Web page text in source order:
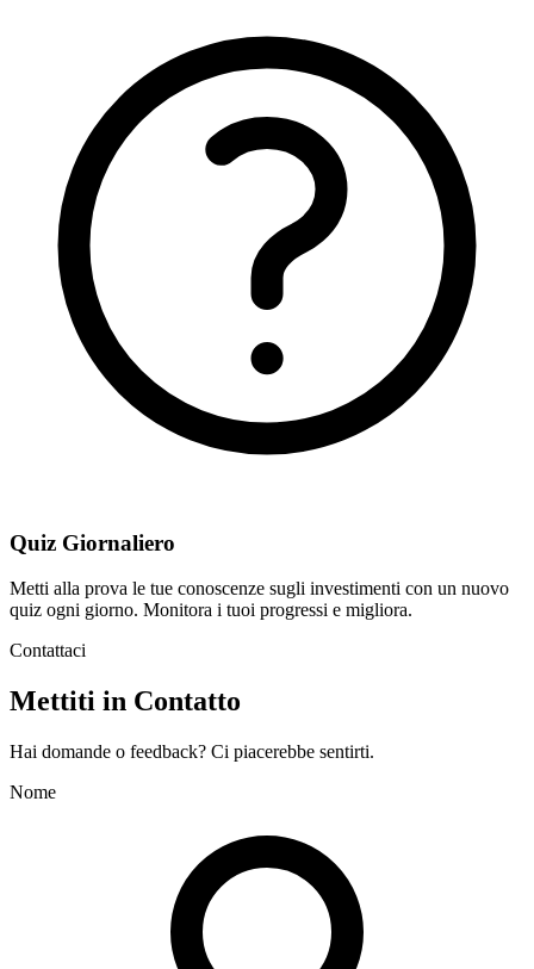
Quiz Giornaliero
Metti alla prova le tue conoscenze sugli investimenti con un nuovo
quiz ogni giorno. Monitora i tuoi progressi e migliora.
Contattaci
Mettiti in Contatto
Hai domande o feedback? Ci piacerebbe sentirti.
Nome